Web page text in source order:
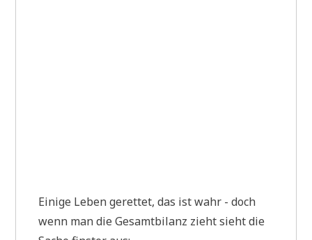
Eini­ge Leben geret­tet, das ist wahr - doch
wenn man die Gesamt­bi­lanz zieht sieht die